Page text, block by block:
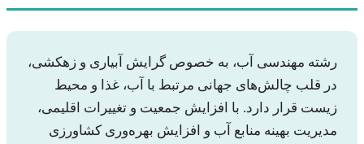
رشته مهندسی آب، به خصوص گرایش آبیاری و زهکشی،
در قلب چالش‌های جهانی مرتبط با آب، غذا و محیط
زیست قرار دارد. با افزایش جمعیت و تغییرات اقلیمی،
مدیریت بهینه منابع آب و افزایش بهره‌وری کشاورزی